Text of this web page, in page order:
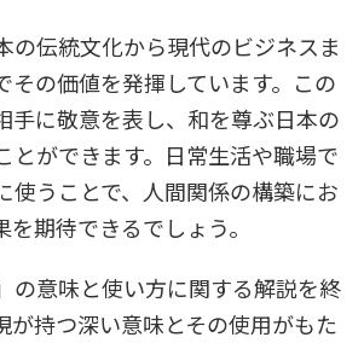
の伝統文化から現代のビジネスま
その価値を発揮しています。この
手に敬意を表し、和を尊ぶ日本の
とができます。日常生活や職場で
使うことで、人間関係の構築にお
期待できるでしょう。
の意味と使い方に関する解説を終
が持つ深い意味とその使用がもた